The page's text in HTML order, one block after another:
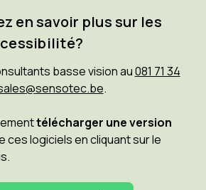
en savoir plus sur les
basse vision au081 71 34
.
télécharger une version
ces logiciels en cliquant sur le